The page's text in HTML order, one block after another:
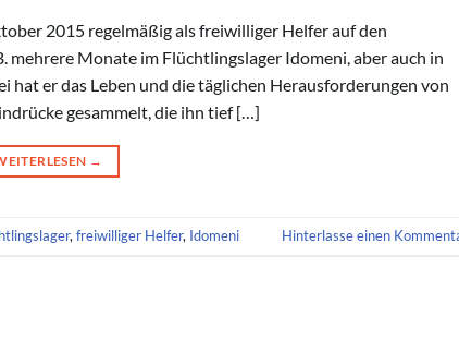
2015 regelmäßig als freiwilliger Helfer auf den
mehrere Monate im Flüchtlingslager Idomeni, aber auch in
er das Leben und die täglichen Herausforderungen von
gesammelt, die ihn tief […]
→
, freiwilliger Helfer, Idomeni Hinterlasse einen